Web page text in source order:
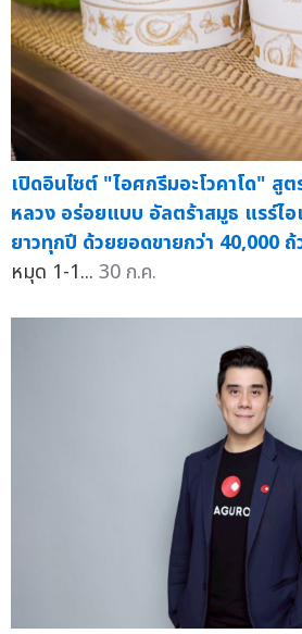
เปิดอินไซต์ "ไอศกรีมอะโวคาโด" สู
หลวง อร่อยแบบ อัลตร้าสมูธ แรร์ไ
ยาวทุกปี ด้วยยอดขายกว่า 40,000 ถ้
หมุด 1-1... 30 ก.ค.